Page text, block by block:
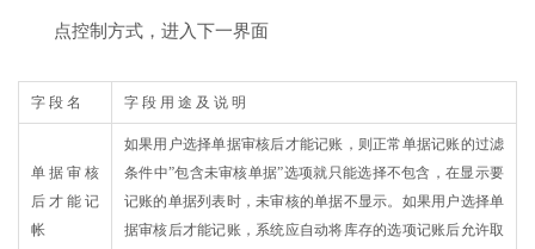
点控制方式，进入下一界面
字 段 名 字 段 用 途 及 说 明
单据审核
后才能记
帐
如果用户选择单据审核后才能记账，则正常单据记账的过滤
条件中”包含未审核单据”选项就只能选择不包含，在显示要
记账的单据列表时，未审核的单据不显示。如果用户选择单
据审核后才能记账，系统应自动将库存的选项记账后允许取